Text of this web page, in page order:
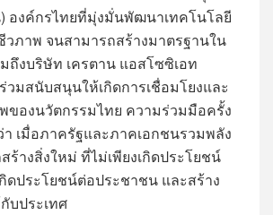
องค์กรไทยที่มุ่งมั่นพัฒนาเทคโนโลยี
วภาพ จนสามารถสร้างมาตรฐานใน
ถึงบริษัท เครตาน แอสโซซิเอท
วมสนับสนุนให้เกิดการเชื่อมโยงและ
ของนวัตกรรมไทย ความร่วมมือครั้ง
เมื่อภาครัฐและภาคเอกชนรวมพลัง
ร้างสิ่งใหม่ ที่ไม่เพียงเกิดประโยชน์
ดประโยชน์ต่อประชาชน และสร้าง
บประเทศ